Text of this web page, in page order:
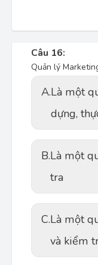
Câu 16:
Quản lý
A.Là một
dựng,
B.Là một
tra
C.Là một
và kiểm